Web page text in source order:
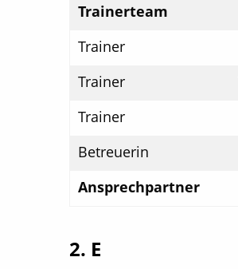
Trainerteam
Trainer
Trainer
Trainer
Betreuerin
Ansprechpartner
2. E